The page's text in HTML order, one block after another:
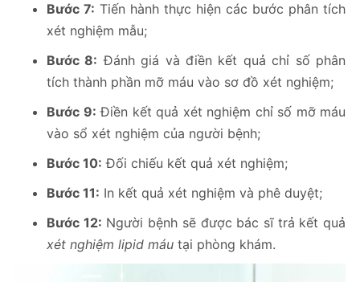
Bước 7: Tiến hành thực hiện các bước phân tích
xét nghiệm mẫu;
Bước 8: Đánh giá và điền kết quả chỉ số phân
tích thành phần mỡ máu vào sơ đồ xét nghiệm;
Bước 9: Điền kết quả xét nghiệm chỉ số mỡ máu
vào sổ xét nghiệm của người bệnh;
Bước 10: Đối chiếu kết quả xét nghiệm;
Bước 11: In kết quả xét nghiệm và phê duyệt;
Bước 12: Người bệnh sẽ được bác sĩ trả kết quả
xét nghiệm lipid máu tại phòng khám.